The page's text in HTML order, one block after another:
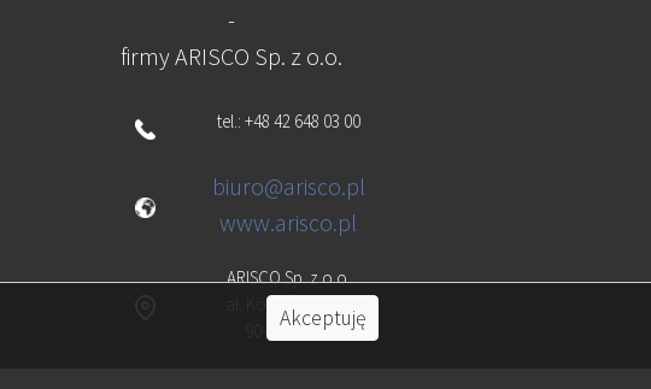
Akceptuję
-
firmy ARISCO Sp. z o.o.
tel.: +48 42 648 03 00
biuro@arisco.pl
www.arisco.pl
ARISCO Sp. z o.o.
al. Kościuszki 134
90-029 Łódź